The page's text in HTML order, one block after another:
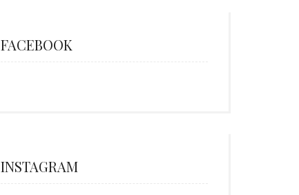
FACEBOOK
INSTAGRAM